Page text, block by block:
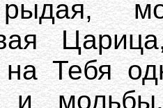
рыдая,
Тебя
и